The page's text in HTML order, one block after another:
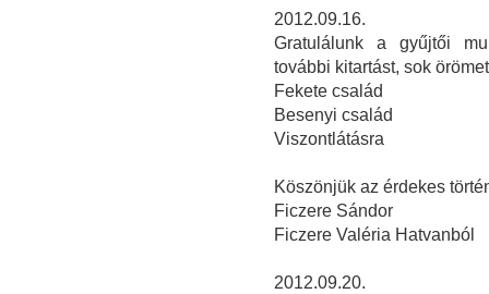
2012.09.16.
Gratulálunk a gyűjtői
további kitartást, sok
Fekete család
Besenyi család
Viszontlátásra
Köszönjük az érdekes
Ficzere Sándor
Ficzere Valéria Hatvanból
2012.09.20.